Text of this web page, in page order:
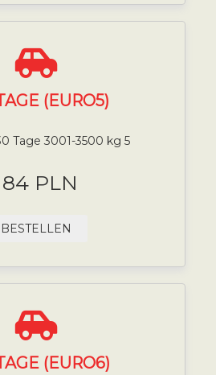
(EURO5)
Tage 3001-3500 kg 5
PLN
BESTELLEN
(EURO6)